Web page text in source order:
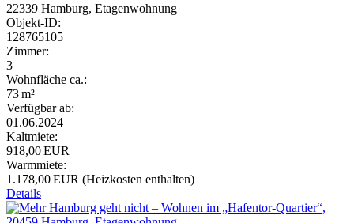
22339 Hamburg, Etagenwohnung
Objekt-ID:
128765105
Zimmer:
3
Wohnfläche ca.:
73 m²
Verfügbar ab:
01.06.2024
Kaltmiete:
918,00 EUR
Warmmiete:
1.178,00 EUR (Heizkosten enthalten)
Details